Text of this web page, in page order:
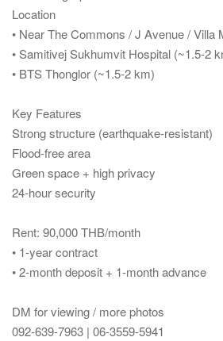
Location
• Near The Commons / J Avenue / Villa
• Samitivej Sukhumvit Hospital (~1.5-2
• BTS Thonglor (~1.5-2 km)
Key Features
Strong structure (earthquake-resistant)
Flood-free area
Green space + high privacy
24-hour security
Rent: 90,000 THB/month
• 1-year contract
• 2-month deposit + 1-month advance
DM for viewing / more photos
092-639-7963 | 06-3559-5941